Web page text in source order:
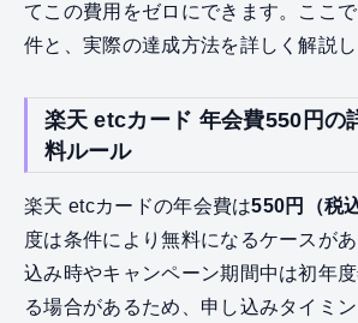
てこの費用をゼロにできます。ここ
件と、実際の達成方法を詳しく解説し
楽天 etcカード 年会費550円の
料ルール
楽天 etcカードの年会費は550円（税
度は条件により無料になるケースが
込み時やキャンペーン期間中は初年
る場合があるため、申し込みタイミ